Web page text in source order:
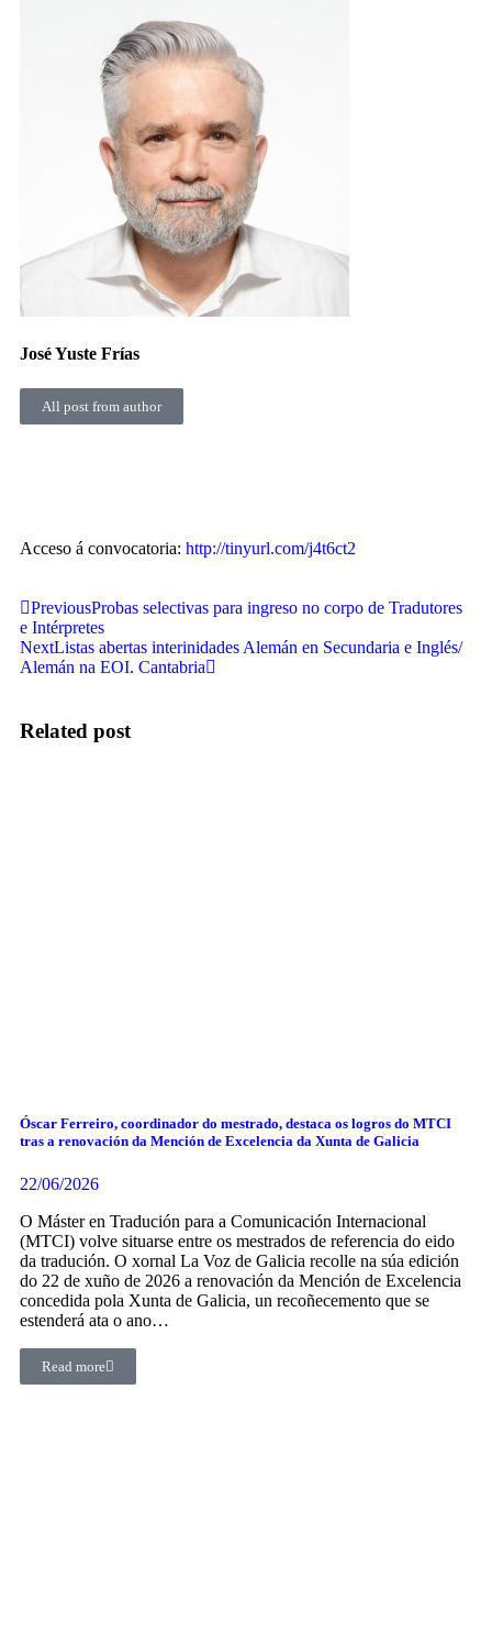
José Yuste Frías
All post from author
Acceso á convocatoria: http://tinyurl.com/j4t6ct2
PreviousProbas selectivas para ingreso no corpo de Tradutores
e Intérpretes
NextListas abertas interinidades Alemán en Secundaria e Inglés/
Alemán na EOI. Cantabria
Related post
Óscar Ferreiro, coordinador do mestrado, destaca os logros do MTCI
tras a renovación da Mención de Excelencia da Xunta de Galicia
22/06/2026
O Máster en Tradución para a Comunicación Internacional
(MTCI) volve situarse entre os mestrados de referencia do eido
da tradución. O xornal La Voz de Galicia recolle na súa edición
do 22 de xuño de 2026 a renovación da Mención de Excelencia
concedida pola Xunta de Galicia, un recoñecemento que se
estenderá ata o ano…
Read more